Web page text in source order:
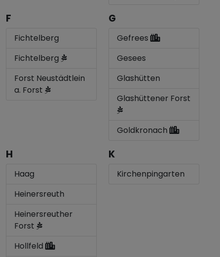
F
Fichtelberg
Fichtelberg
Forst Neustädtlein
a. Forst
G
Gefrees
Gesees
Glashütten
Glashüttener Forst
Goldkronach
H
Haag
Heinersreuth
Heinersreuther
Forst
Hollfeld
K
Kirchenpingarten